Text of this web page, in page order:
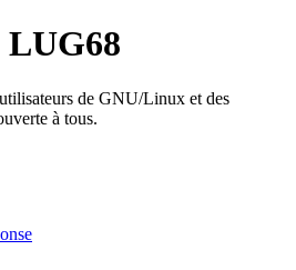
de GNU/Linux et des
à tous.